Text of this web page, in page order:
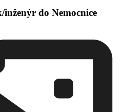
do Nemocnice